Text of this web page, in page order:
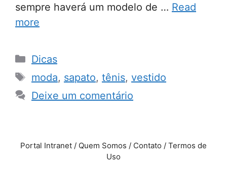
sempre haverá um modelo de … Read
more
Categorias
Dicas
Tags
moda, sapato, tênis, vestido
Deixe um comentário
Portal Intranet / Quem Somos / Contato / Termos de
Uso